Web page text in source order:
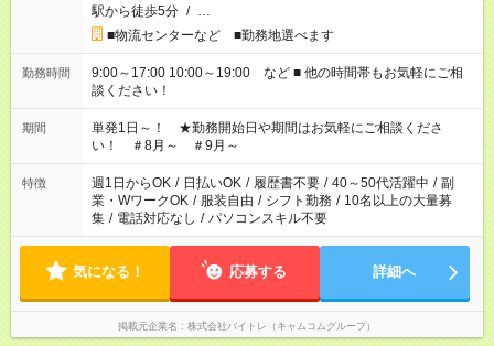
駅から徒歩5分 / …
■物流センターなど ■勤務地選べます
勤務時間
9:00～17:00 10:00～19:00 など ■ 他の時間帯もお気軽にご相
談ください！
期間
単発1日～！ ★勤務開始日や期間はお気軽にご相談くださ
い！ ＃8月～ ＃9月～
特徴 週1日からOK / 日払いOK / 履歴書不要 / 40～50代活躍中 / 副
業・WワークOK / 服装自由 / シフト勤務 / 10名以上の大量募
集 / 電話対応なし / パソコンスキル不要
気になる！ 応募する 詳細へ
掲載元企業名 株式会社バイトレ（キャムコムグループ）